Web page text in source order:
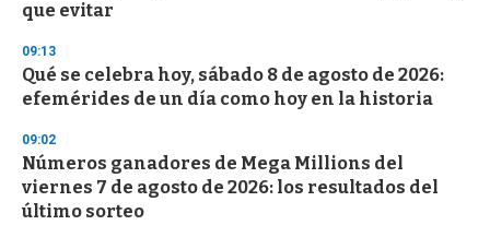
que evitar
09:13
Qué se celebra hoy, sábado 8 de agosto de 2026:
efemérides de un día como hoy en la historia
09:02
Números ganadores de Mega Millions del
viernes 7 de agosto de 2026: los resultados del
último sorteo